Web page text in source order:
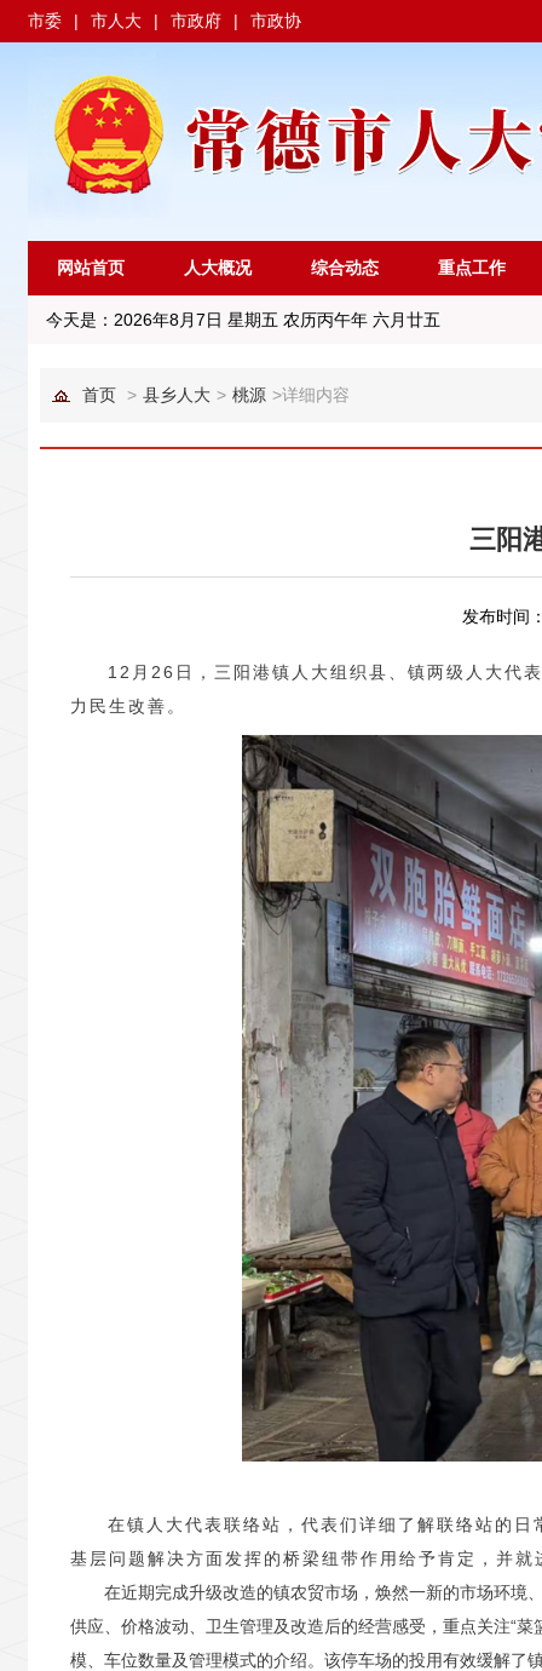
市委 | 市人大 | 市政府 | 市政协
网站首页 人大概况 综合动态 重点工作
今天是： 2026年8月7日 星期五 农历丙午年 六月廿五
首页 > 县乡人大 > 桃源 >详细内容
三阳
发布时间
12月26日，三阳港镇人大组织县、镇两级人大代
力民生改善。
在镇人大代表联络站，代表们详细了解联络站的
基层问题解决方面发挥的桥梁纽带作用给予肯定，并
在近期完成升级改造的镇农贸市场，焕然一新的市场环境、
供应、价格波动、卫生管理及改造后的经营感受，重点关注“
模、车位数量及管理模式的介绍。该停车场的投用有效缓解了